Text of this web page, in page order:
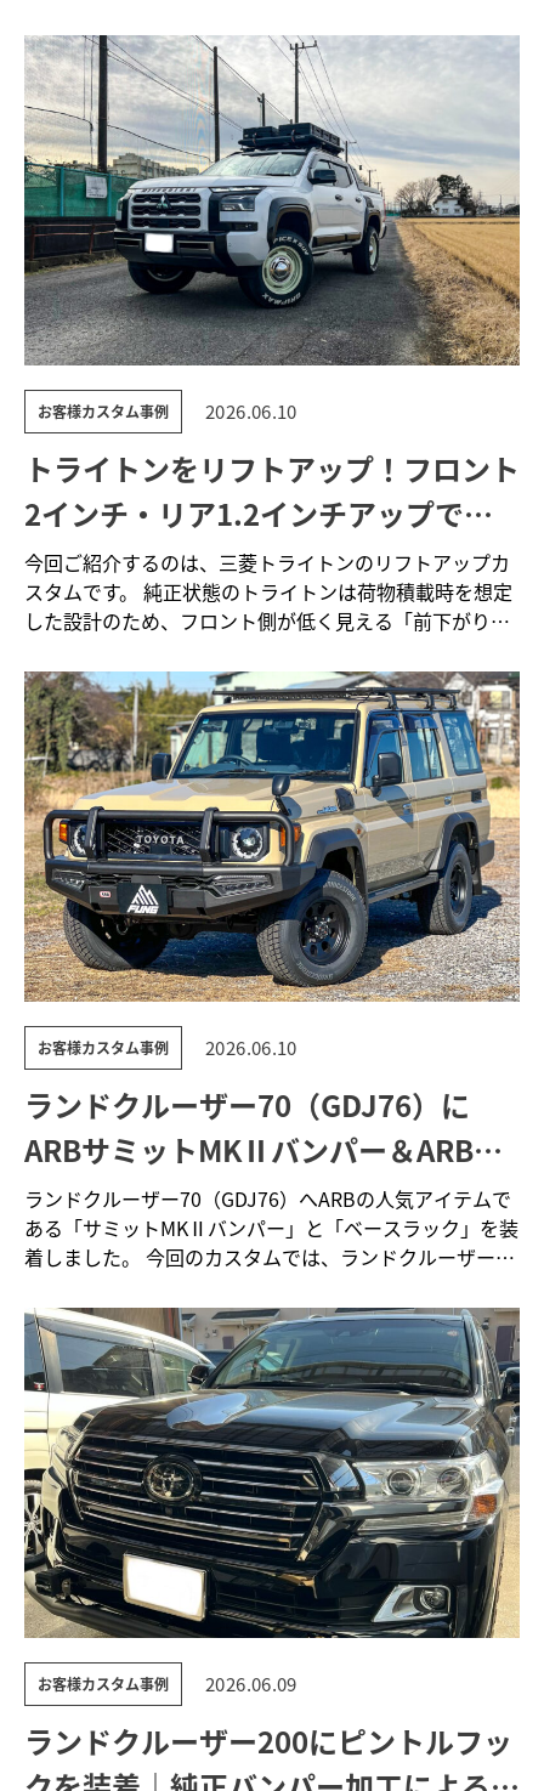
お客様カスタム事例 2026.06.10
トライトンをリフトアップ！フロント
2インチ・リア1.2インチアップで前
下がりを補正
今回ご紹介するのは、三菱トライトンのリフトアップカ
スタムです。 純正状態のトライトンは荷物積載時を想定
した設計のため、フロント側が低く見える「前下がり」
お客様カスタム事例 2026.06.10
ランドクルーザー70（GDJ76）に
ARBサミットMKⅡバンパー＆ARBベ
ースラックを装着
ランドクルーザー70（GDJ76）へARBの人気アイテムで
ある「サミットMKⅡバンパー」と「ベースラック」を装
着しました。 今回のカスタムでは、ランドクルーザー…
お客様カスタム事例 2026.06.09
ランドクルーザー200にピントルフッ